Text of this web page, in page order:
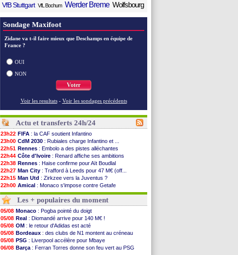
VfB Stuttgart VfL Bochum Werder Breme Wolfsbourg
Sondage Maxifoot
Zidane va t-il faire mieux que Deschamps en équipe de
France ?
OUI
NON
Voter
Voir les resultats - Voir les sondages précédents
Actu et transferts 24h/24
23h22 FIFA : la CAF soutient Infantino
23h00 CdM 2030 : Rubiales charge Infantino et ...
22h51 Rennes : Embolo a des pistes alléchantes
22h44 Côte d'Ivoire : Renard affiche ses ambitions
22h38 Rennes : Haise confirme pour Aït Boudlal
22h27 Man City : Trafford à Leeds pour 47 M€ (off...
22h15 Man Utd : Zirkzee vers la Juventus ?
22h00 Amical : Monaco s'impose contre Getafe
21h48 Nantes: Der Zakarian et sa relation avec Kita
21h39
OM: le club prêt à libérer Kondogbia ?
21h26 Monaco: le message touchant d'Akliouche
21h05
FIFA: Tebas en remet une couche
20h47
FIFA : l'UEFA maintient la pression
20h30
PSG: Tebas encense Luis Enrique
20h18
Real: Vinicius jusqu'en 2032 (officiel)
20h04
Lyon: Mangala va rejoindre Getafe
19h47
OM: une offre refusée pour Aguerd
Les + populaires du moment
05/08 Monaco : Pogba pointé du doigt
05/08 Real : Diomandé arrive pour 140 M€ !
05/08 OM : le retour d'Adidas est acté
05/08 Bordeaux : des clubs de N1 montent au créneau
05/08 PSG : Liverpool accélère pour Mbaye
06/08 Barça : Ferran Torres donne son feu vert au PSG